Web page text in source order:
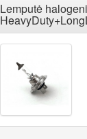
Lemputė